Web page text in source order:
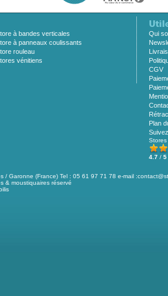
à bandes verticales
à panneaux coulissants
rouleau
vénitiens
Qui
CGV
Plan
Stores
4.7 / 5
/ Garonne (France) Tel : 05 61 97 71 78 e-mail :
& moustiquaires réservé